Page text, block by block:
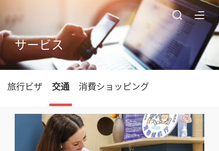
サービス
旅行ビザ 交通 消費ショッピング